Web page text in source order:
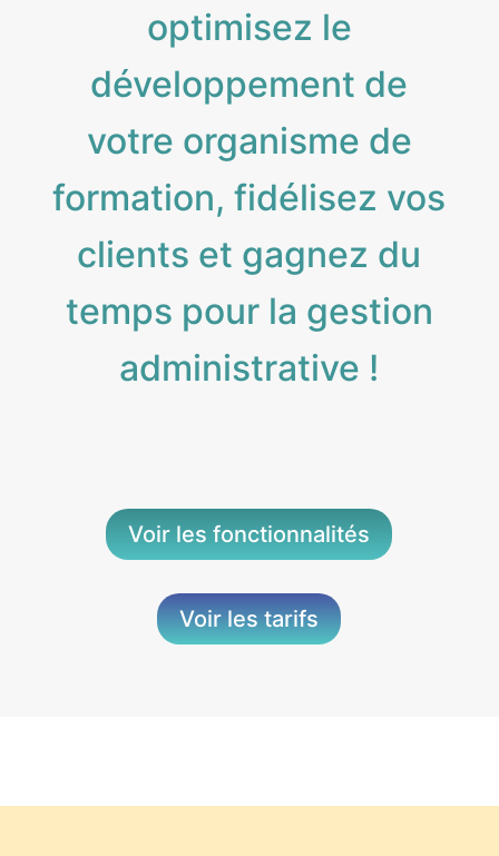
optimisez le
développement de
votre organisme de
formation, fidélisez vos
clients et gagnez du
temps pour la gestion
administrative !
Voir les fonctionnalités
Voir les tarifs